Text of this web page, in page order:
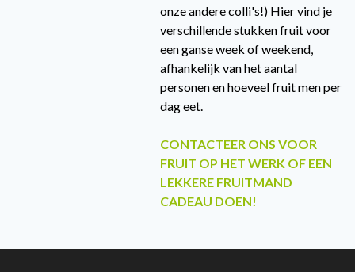
onze andere colli's!) Hier vind je
verschillende stukken fruit voor
een ganse week of weekend,
afhankelijk van het aantal
personen en hoeveel fruit men per
dag eet.
CONTACTEER ONS VOOR
FRUIT OP HET WERK OF EEN
LEKKERE FRUITMAND
CADEAU DOEN!